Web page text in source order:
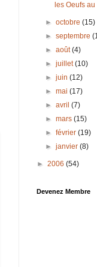
les Oeufs
►octobre(15)
►septembre
►août(4)
►juillet(10)
►juin(12)
►mai(17)
►avril(7)
►mars(15)
►février(19)
►janvier(8)
► 2006 (54)
Devenez Membre